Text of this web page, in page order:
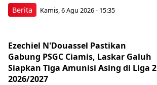
Berita Kamis, 6 Agu 2026 - 15:35
Ezechiel N'Douassel Pastikan
Gabung PSGC Ciamis, Laskar Galuh
Siapkan Tiga Amunisi Asing di Liga 2
2026/2027